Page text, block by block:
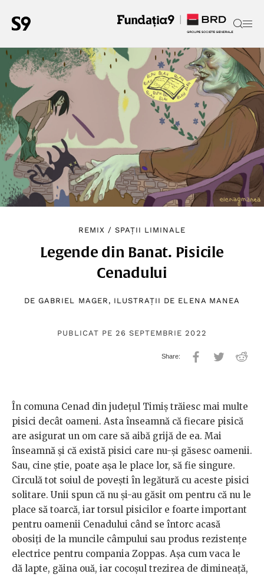
REMIX / SPAȚII LIMINALE
Legende din Banat. Pisicile
Cenadului
DE GABRIEL MAGER , ILUSTRAȚII DE ELENA MANEA
PUBLICAT PE 26 SEPTEMBRIE 2022
În comuna Cenad din județul Timiș trăiesc mai multe
pisici decât oameni. Asta înseamnă că fiecare pisică
are asigurat un om care să aibă grijă de ea. Mai
înseamnă și că există pisici care nu-și găsesc oamenii.
Sau, cine știe, poate așa le place lor, să fie singure.
Circulă tot soiul de povești în legătură cu aceste pisici
solitare. Unii spun că nu și-au găsit om pentru că nu le
place să toarcă, iar torsul pisicilor e foarte important
pentru oamenii Cenadului când se întorc acasă
obosiți de la muncile câmpului sau produs rezistențe
electrice pentru compania Zoppas. Așa cum vaca le
dă lapte, găina ouă, iar cocoșul trezirea de dimineață,